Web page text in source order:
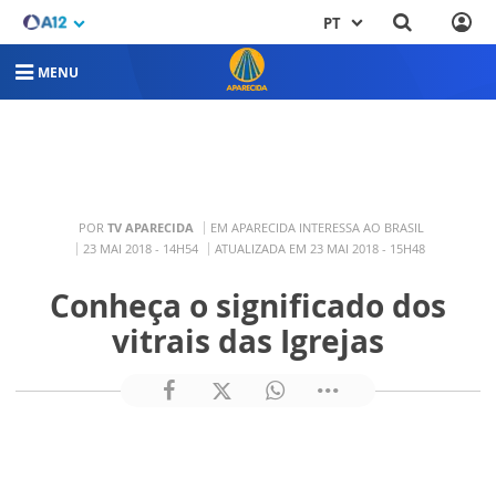
PT
MENU
POR TV APARECIDA
EM APARECIDA INTERESSA AO BRASIL
23 MAI 2018 - 14H54
ATUALIZADA EM 23 MAI 2018 - 15H48
Conheça o significado dos
vitrais das Igrejas